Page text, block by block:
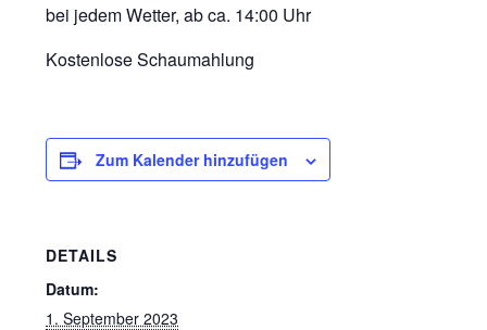
bei jedem Wetter, ab ca. 14:00 Uhr
Kostenlose Schaumahlung
Zum Kalender hinzufügen
DETAILS
Datum:
1. September 2023